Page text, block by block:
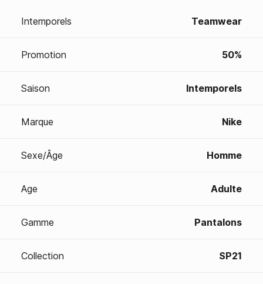
Intemporels Teamwear
Promotion 50%
Saison Intemporels
Marque Nike
Sexe/Âge Homme
Age Adulte
Gamme Pantalons
Collection SP21